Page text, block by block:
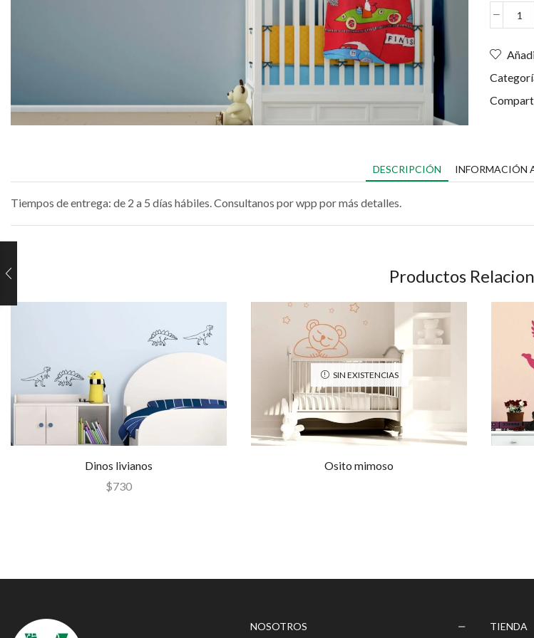
DESCRIPCIÓN INFORMACIÓN
Tiempos de entrega: de 2 a 5 días hábiles. Consultanos por wpp por más detalles.
Productos
Dinos livianos
$730
SIN EXISTENCIAS
Osito mimoso
NOSOTROS TIENDA